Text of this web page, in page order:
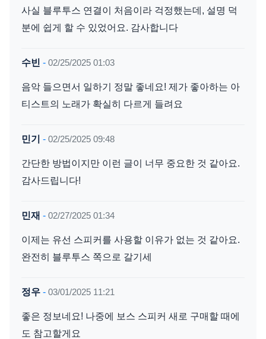
사실 블루투스 연결이 처음이라 걱정했는데, 설명 덕
분에 쉽게 할 수 있었어요. 감사합니다
수빈 - 02/25/2025 01:03
음악 들으면서 일하기 정말 좋네요! 제가 좋아하는 아
티스트의 노래가 확실히 다르게 들려요
민기 - 02/25/2025 09:48
간단한 방법이지만 이런 글이 너무 중요한 것 같아요.
감사드립니다!
민재 - 02/27/2025 01:34
이제는 유선 스피커를 사용할 이유가 없는 것 같아요.
완전히 블루투스 쪽으로 갈기세
정우 - 03/01/2025 11:21
좋은 정보네요! 나중에 보스 스피커 새로 구매할 때에
도 참고할게요